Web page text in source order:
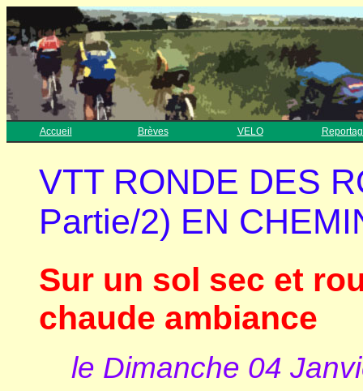
Accueil Brèves VELO
VTT RONDE DES
Partie/2) EN
Sur un sol sec et
chaude ambiance
le Dimanche 04